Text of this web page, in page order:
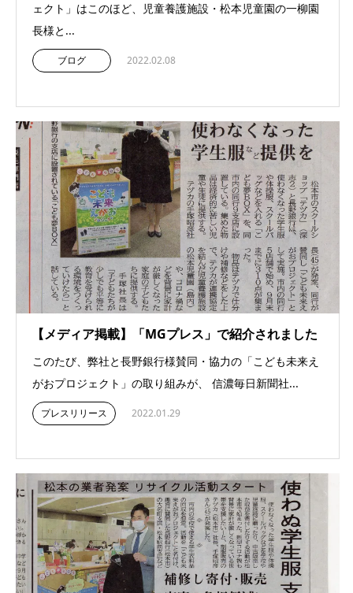
ェクト」はこのほど、児童養護施設・松本児童園の一柳園
長様と...
ブログ 2022.02.08
【メディア掲載】「MGプレス」で紹介されました
このたび、弊社と長野銀行様賛同・協力の「こども未来え
がおプロジェクト」の取り組みが、 信濃毎日新聞社...
プレスリリース 2022.01.29